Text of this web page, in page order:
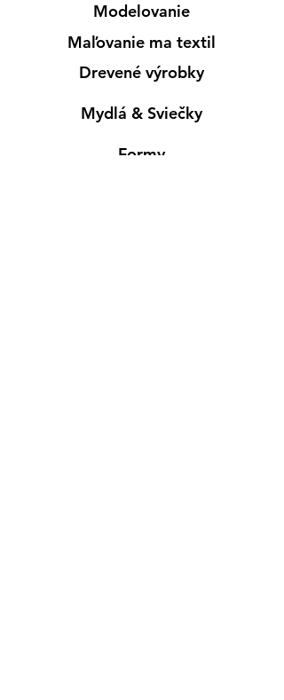
Modelovanie
Maľovanie ma textil
Drevené výrobky
Mydlá & Sviečky
Formy